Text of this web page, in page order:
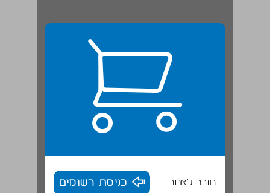
חזרה לאתר כניסת רשומים